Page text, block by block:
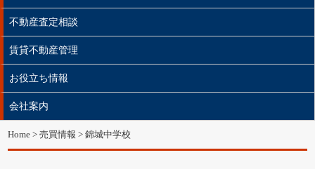
不動産査定相談
賃貸不動産管理
お役立ち情報
会社案内
Home >売買情報 >錦城中学校